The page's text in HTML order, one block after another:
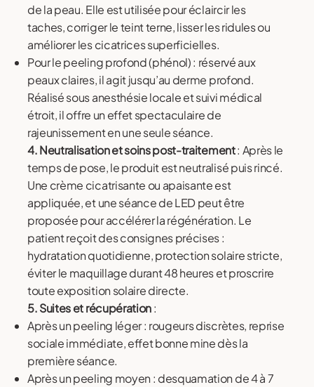
de la peau. Elle est utilisée pour éclaircir les
taches, corriger le teint terne, lisser les ridules ou
améliorer les cicatrices superficielles.
Pour le peeling profond (phénol) : réservé aux
peaux claires, il agit jusqu’au derme profond.
Réalisé sous anesthésie locale et suivi médical
étroit, il offre un effet spectaculaire de
rajeunissement en une seule séance.
4. Neutralisation et soins post-traitement: Après le
temps de pose, le produit est neutralisé puis rincé.
Une crème cicatrisante ou apaisante est
appliquée, et une séance de LED peut être
proposée pour accélérer la régénération. Le
patient reçoit des consignes précises :
hydratation quotidienne, protection solaire stricte,
éviter le maquillage durant 48 heures et proscrire
toute exposition solaire directe.
5. Suites et récupération:
Après un peeling léger : rougeurs discrètes, reprise
sociale immédiate, effet bonne mine dès la
première séance.
Après un peeling moyen : desquamation de 4 à 7